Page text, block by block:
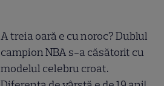
A treia oară e cu noroc? Dublul
campion NBA s-a căsătorit cu
modelul celebru croat.